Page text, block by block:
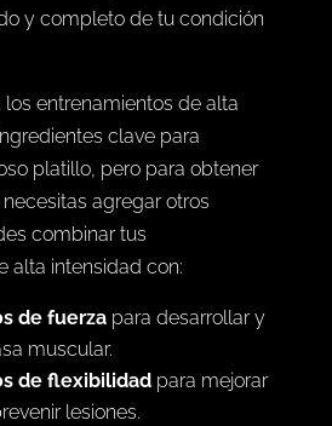
y completo de tu condición
los entrenamientos de alta
clave para
platillo, pero para obtener
agregar otros
combinar tus
alta intensidad con:
de fuerzapara desarrollar y
muscular.
de flexibilidad para mejorar
lesiones.